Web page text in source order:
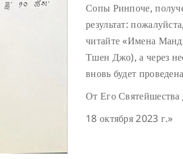
Сопы Ринпоче,
результат:
читайте «Имена
Тшен Джо), а через
вновь будет
От Его
18 октября 2023 г.»